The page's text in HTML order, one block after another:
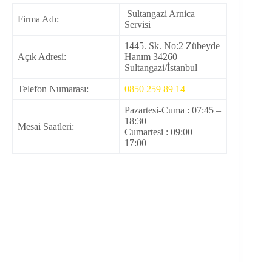
Firma Adı:
Sultangazi Arnica
Servisi
Açık Adresi:
1445. Sk. No:2 Zübeyde
Hanım 34260
Sultangazi/İstanbul
Telefon Numarası: 0850 259 89 14
Mesai Saatleri:
Pazartesi-Cuma : 07:45 –
18:30
Cumartesi : 09:00 –
17:00